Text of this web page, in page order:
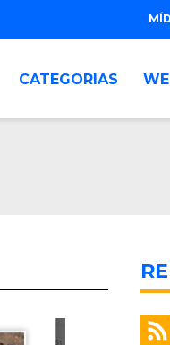
CATEGORIAS